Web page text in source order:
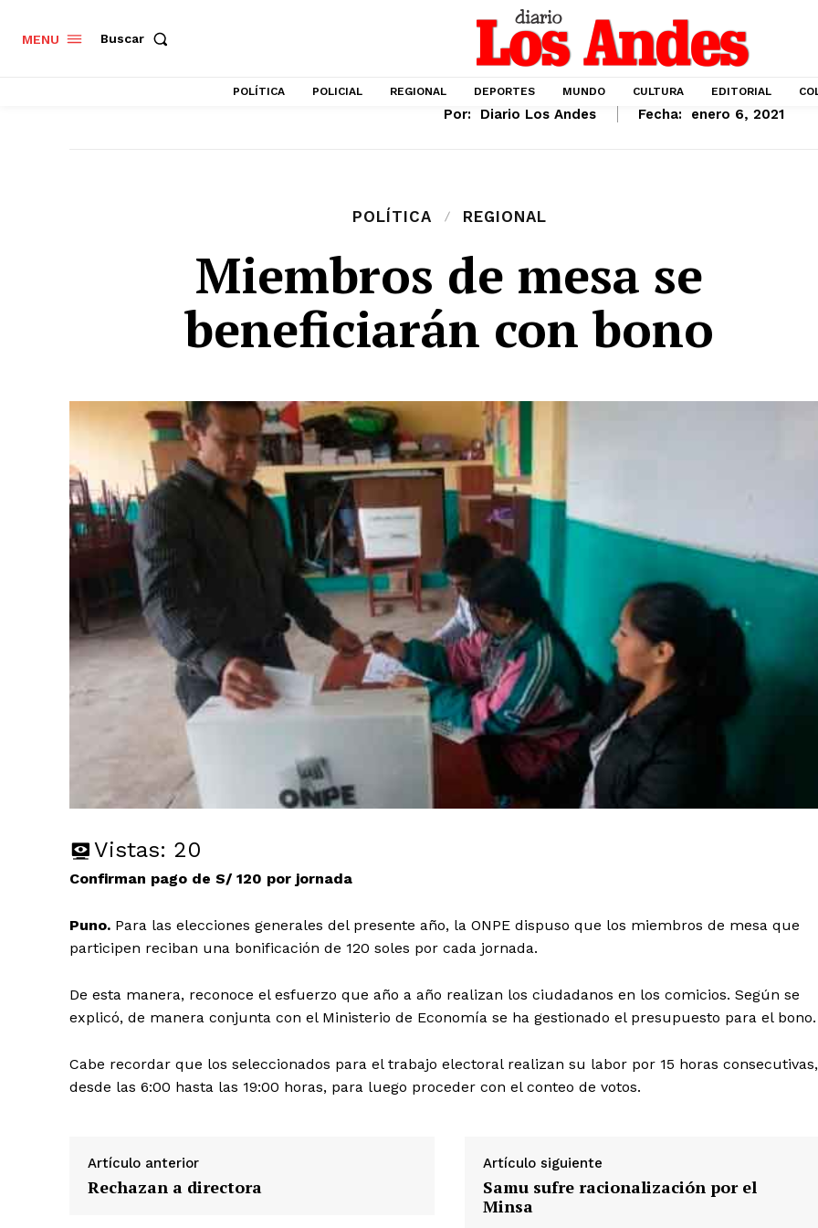
Diario los Andes
MENU Buscar
POLÍTICA POLICIAL REGIONAL DEPORTES MUNDO CULTURA EDITORIAL
Por: Diario Los Andes Fecha: enero 6, 2021
POLÍTICA REGIONAL
Miembros de mesa se
beneficiarán con bono
Vistas: 20
Confirman pago de S/ 120 por jornada
Puno. Para las elecciones generales del presente año, la ONPE dispuso que los miembros de mesa que
participen reciban una bonificación de 120 soles por cada jornada.
De esta manera, reconoce el esfuerzo que año a año realizan los ciudadanos en los comicios. Según se
explicó, de manera conjunta con el Ministerio de Economía se ha gestionado el presupuesto para el bono.
Cabe recordar que los seleccionados para el trabajo electoral realizan su labor por 15 horas consecutivas,
desde las 6:00 hasta las 19:00 horas, para luego proceder con el conteo de votos.
Artículo anterior
Rechazan a directora
Artículo siguiente
Samu sufre racionalización por el
Minsa